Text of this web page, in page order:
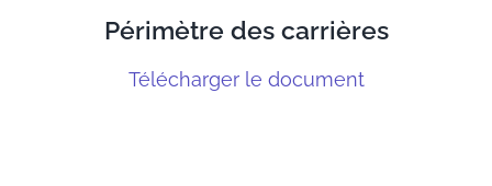
Périmètre des carrières
Télécharger le document